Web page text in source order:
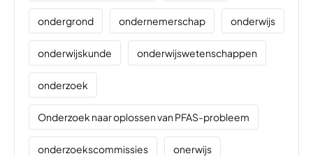
ondergrond ondernemerschap onderwijs
onderwijskunde onderwijswetenschappen
onderzoek
Onderzoek naar oplossen van PFAS-probleem
onderzoekscommissies onerwijs